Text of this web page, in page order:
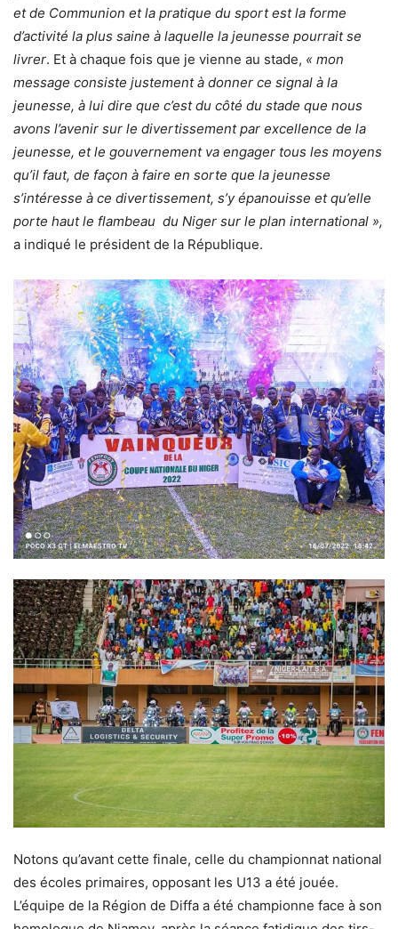
et de Communion et la pratique du sport est la forme
d’activité la plus saine à laquelle la jeunesse pourrait se
livrer. Et à chaque fois que je vienne au stade, « mon
message consiste justement à donner ce signal à la
jeunesse, à lui dire que c’est du côté du stade que nous
avons l’avenir sur le divertissement par excellence de la
jeunesse, et le gouvernement va engager tous les moyens
qu’il faut, de façon à faire en sorte que la jeunesse
s’intéresse à ce divertissement, s’y épanouisse et qu’elle
porte haut le flambeau du Niger sur le plan international »,
a indiqué le président de la République.
Notons qu’avant cette finale, celle du championnat national
des écoles primaires, opposant les U13 a été jouée.
L’équipe de la Région de Diffa a été championne face à son